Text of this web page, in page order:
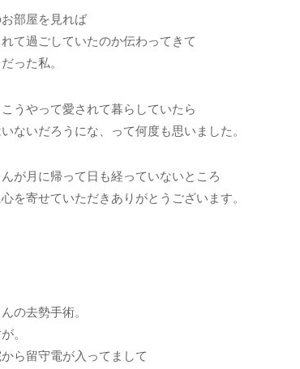
部屋を見れば
て過ごしていたのか伝わってきて
った私。
うやって愛されて暮らしていたら
ないだろうにな、って何度も思いました。
が月に帰って日も経っていないところ
を寄せていただきありがとうございます。
の去勢手術。
。
ら留守電が入ってまして